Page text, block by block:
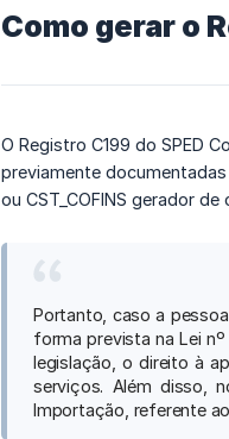
Como gerar o
O Registro C199 do SPED
previamente documentadas
ou CST_COFINS gerador
Portanto, caso a
forma prevista na Lei
legislação, o direito à
serviços. Além disso,
Importação, referente